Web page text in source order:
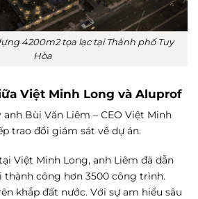
4200m2 tọa lạc tại Thành phố Tuy
Hòa
Việt Minh Long và Aluprof
Bùi Văn Liêm – CEO Việt Minh
trao đổi giám sát về dự án.
Việt Minh Long, anh Liêm đã dẫn
công hơn 3500 công trình.
khắp đất nước. Với sự am hiểu sâu